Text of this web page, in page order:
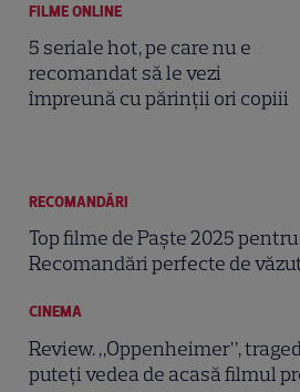
FILME ONLINE
5 seriale hot, pe care nu e
recomandat să le vezi
împreună cu părinții ori copiii
RECOMANDĂRI
Top filme de Paște 2025
Recomandări perfecte de
CINEMA
Review. „Oppenheimer”,
puteți vedea de acasă filmul